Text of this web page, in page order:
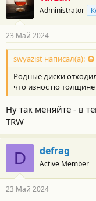
Administrator
23 Май 2024
swyazist написал(а):
Родные диски
что износ по
Ну так меняйте - в
TRW
D defrag
Active Member
23 Май 2024